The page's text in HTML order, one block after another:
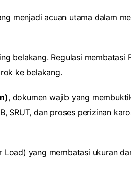
menjadi acuan utama dalam
belakang. Regulasi membatasi
ke belakang.
, dokumen wajib yang
SRUT, dan proses perizinan
yang membatasi ukuran